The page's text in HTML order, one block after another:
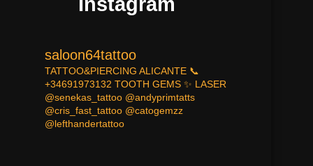
saloon64tattoo
TATTOO&PIERCINGALICANTE 📞
+34691973132 TOOTH GEMS ✨ LASER
@senekas_tattoo @andyprimtatts
@cris_fast_tattoo @catogemzz
@lefthandertattoo